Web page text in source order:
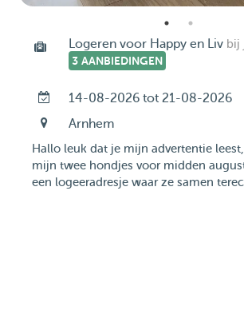
Logeren voor Happy en Liv bij
3 AANBIEDINGEN
14-08-2026 tot 21-08-2026
Arnhem
Hallo leuk dat je mijn advertentie
mijn twee hondjes voor midden
een logeeradresje waar ze samen